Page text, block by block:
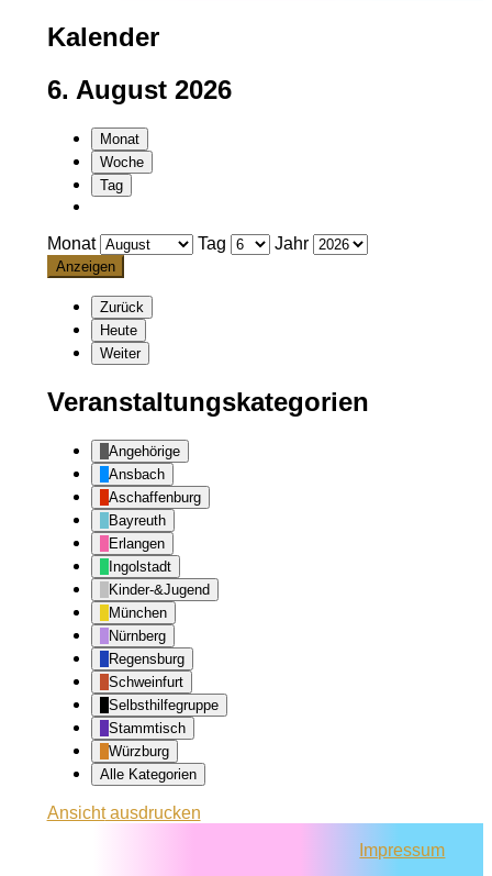
Kalender
6. August 2026
Monat
Woche
Tag
Monat Tag Jahr
Zurück
Heute
Weiter
Veranstaltungskategorien
Angehörige
Ansbach
Aschaffenburg
Bayreuth
Erlangen
Ingolstadt
Kinder-&Jugend
München
Nürnberg
Regensburg
Schweinfurt
Selbsthilfegruppe
Stammtisch
Würzburg
Alle Kategorien
Ansichtausdrucken
Impressum